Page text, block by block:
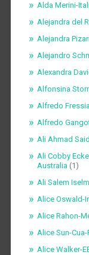
Alda Merini-
Alejandra del
Alejandra
Alejandro
Alexandra
Alfonsina
Alfredo
Alfredo
Ali Ahmad
Ali Cobby
Australia(1)
Ali Salem
Alice Oswald-
Alice Rahon-
Alice Sun-
Alice Walker-